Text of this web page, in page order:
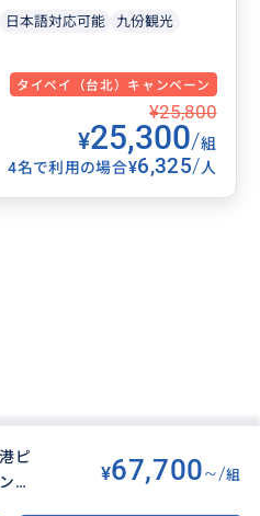
日本語対応可能 九份観光
タイペイ（台北）キャンペーン
¥25,800
¥25,300/組
4名で利用の場合¥6,325/人
ピ
タ
¥67,700~/組